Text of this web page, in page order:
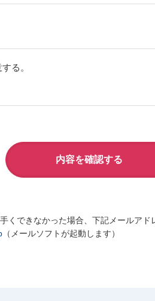
る。
くできなかった場合、下記メールア
（メールソフトが起動します）